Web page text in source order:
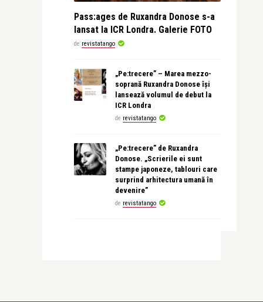
Pass:ages de Ruxandra Donose s-a
lansat la ICR Londra. Galerie FOTO
de revistatango
„Pe:trecere” – Marea mezzo-
soprană Ruxandra Donose își
lansează volumul de debut la
ICR Londra
de revistatango
„Pe:trecere” de Ruxandra
Donose. „Scrierile ei sunt
stampe japoneze, tablouri care
surprind arhitectura umană în
devenire”
de revistatango